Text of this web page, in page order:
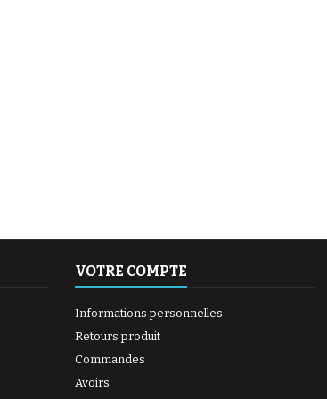
VOTRE COMPTE
Informations personnelles
Retours produit
Commandes
Avoirs